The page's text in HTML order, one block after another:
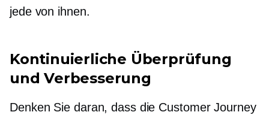
jede von ihnen.
Kontinuierliche Überprüfung
und Verbesserung
Denken Sie daran, dass die Customer Journey